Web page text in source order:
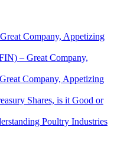
Company, Appetizing
– Great Company,
Company, Appetizing
Shares, is it Good or
Poultry Industries